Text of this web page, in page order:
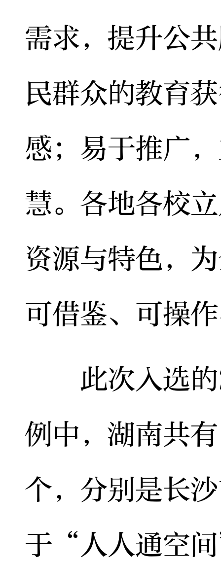
需求，提升公
民群众的教育
感；易于推广
慧。各地各校
资源与特色，
可借鉴、可操
此次入选的
例中，湖南共
个，分别是长
于“人人通空